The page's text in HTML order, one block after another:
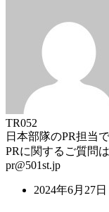
TR052
日本部隊のPR担当で
PRに関するご質問
pr@501st.jp
2024年6月27日